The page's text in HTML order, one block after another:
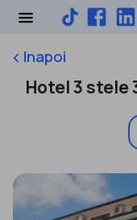
keyboard_arrow_leftInapoi
Hotel 3 stele